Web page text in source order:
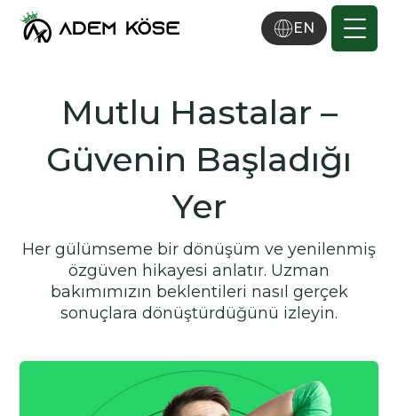
EN
Mutlu Hastalar –
Güvenin Başladığı
Yer
Her gülümseme bir dönüşüm ve yenilenmiş
özgüven hikayesi anlatır. Uzman
bakımımızın beklentileri nasıl gerçek
sonuçlara dönüştürdüğünü izleyin.